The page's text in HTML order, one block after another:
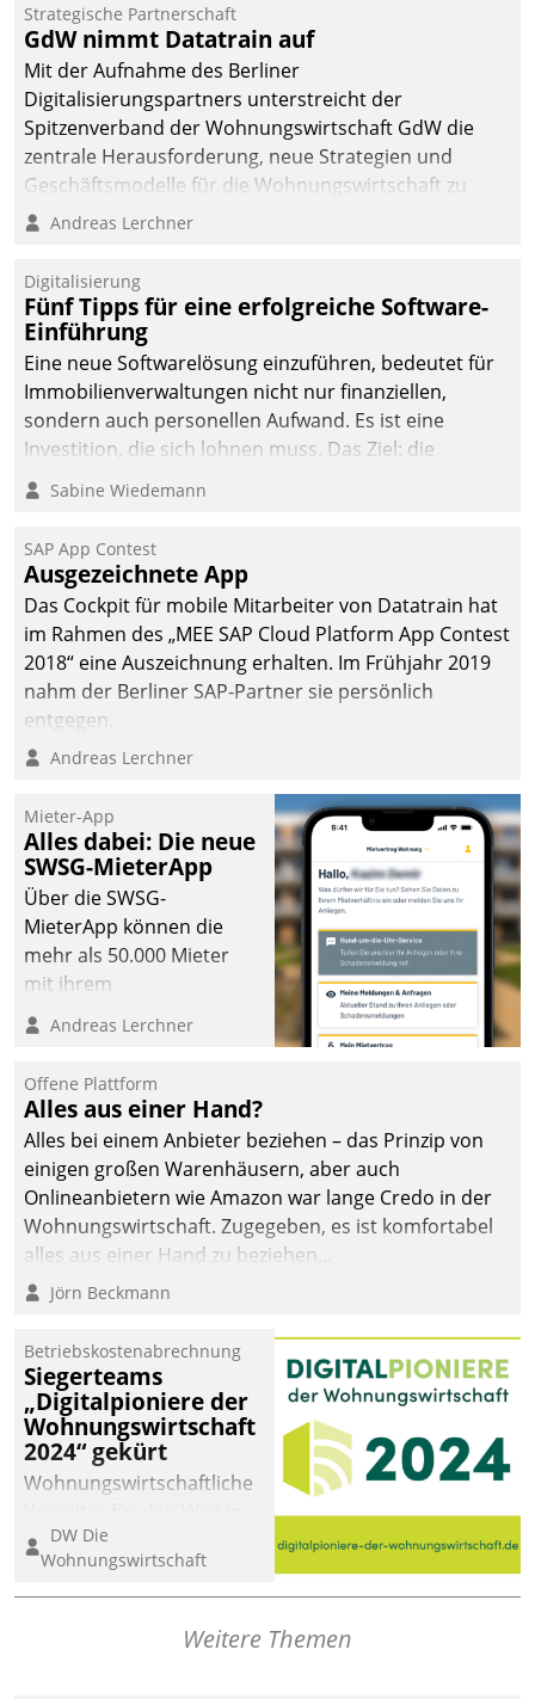
Datatrain. Die meravis
Wohnungsbau- und
Immobilien GmbH hat
sich dabei für den Betrieb
der Lösung über die SAP
Cloud Platform
entschieden - als erstes
Unternehmen am
Strategische Partnerschaft
GdW nimmt Datatrain auf
Mit der Aufnahme des Berliner
Digitalisierungspartners unterstreicht der
Spitzenverband der Wohnungswirtschaft GdW die
zentrale Herausforderung, neue Strategien und
Geschäftsmodelle für die Wohnungswirtschaft zu
entwickeln.
Andreas Lerchner
Digitalisierung
Fünf Tipps für eine erfolgreiche Software-
Einführung
Eine neue Softwarelösung einzuführen, bedeutet für
Immobilienverwaltungen nicht nur finanziellen,
sondern auch personellen Aufwand. Es ist eine
Investition, die sich lohnen muss. Das Ziel: die
nachhaltige Optimierung der Geschäftsabläufe. Damit
dieses Ziel erreicht wird, sollten einige Grundregeln
Sabine Wiedemann
SAP App Contest
Ausgezeichnete App
Das Cockpit für mobile Mitarbeiter von Datatrain hat
im Rahmen des „MEE SAP Cloud Platform App Contest
2018“ eine Auszeichnung erhalten. Im Frühjahr 2019
nahm der Berliner SAP-Partner sie persönlich
entgegen.
Andreas Lerchner
Mieter-App
Alles dabei: Die neue
SWSG-MieterApp
Über die SWSG-
MieterApp können die
mehr als 50.000 Mieter
mit ihrem
Wohnungsunternehmen
kommunizieren, auf dem
einsehen und ändern
oder
Schadensmeldungen
abgeben – rund um die
Uhr.
Andreas Lerchner
Offene Plattform
Alles aus einer Hand?
Alles bei einem Anbieter beziehen – das Prinzip von
einigen großen Warenhäusern, aber auch
Onlineanbietern wie Amazon war lange Credo in der
Wohnungswirtschaft. Zugegeben, es ist komfortabel
alles aus einer Hand zu beziehen...
Jörn Beckmann
Betriebskostenabrechnung
Siegerteams
„Digitalpioniere der
Wohnungswirtschaft
2024“ gekürt
Wohnungswirtschaftliche
eine digitale Zukunft zu
finden, ist das Ziel des
Awards „Digitalpioniere
Wohnungswirtschaft“.
DW Die
Wohnungswirtschaft
Weitere Themen